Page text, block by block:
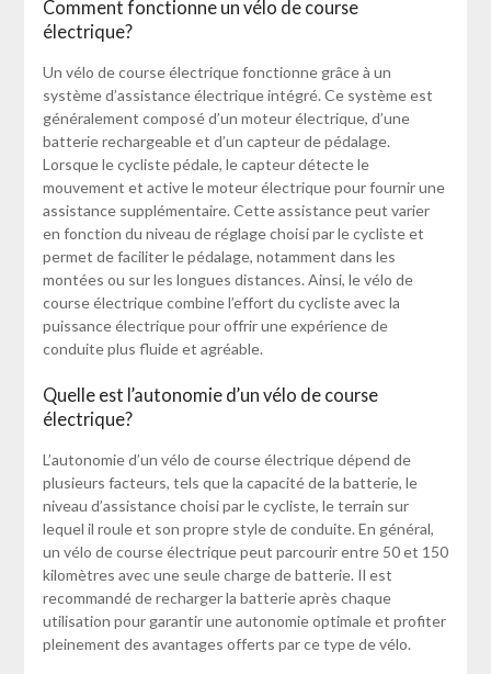
Comment fonctionne un vélo de course
électrique?
Un vélo de course électrique fonctionne grâce à un
système d’assistance électrique intégré. Ce système est
généralement composé d’un moteur électrique, d’une
batterie rechargeable et d’un capteur de pédalage.
Lorsque le cycliste pédale, le capteur détecte le
mouvement et active le moteur électrique pour fournir une
assistance supplémentaire. Cette assistance peut varier
en fonction du niveau de réglage choisi par le cycliste et
permet de faciliter le pédalage, notamment dans les
montées ou sur les longues distances. Ainsi, le vélo de
course électrique combine l’effort du cycliste avec la
puissance électrique pour offrir une expérience de
conduite plus fluide et agréable.
Quelle est l’autonomie d’un vélo de course
électrique?
L’autonomie d’un vélo de course électrique dépend de
plusieurs facteurs, tels que la capacité de la batterie, le
niveau d’assistance choisi par le cycliste, le terrain sur
lequel il roule et son propre style de conduite. En général,
un vélo de course électrique peut parcourir entre 50 et 150
kilomètres avec une seule charge de batterie. Il est
recommandé de recharger la batterie après chaque
utilisation pour garantir une autonomie optimale et profiter
pleinement des avantages offerts par ce type de vélo.